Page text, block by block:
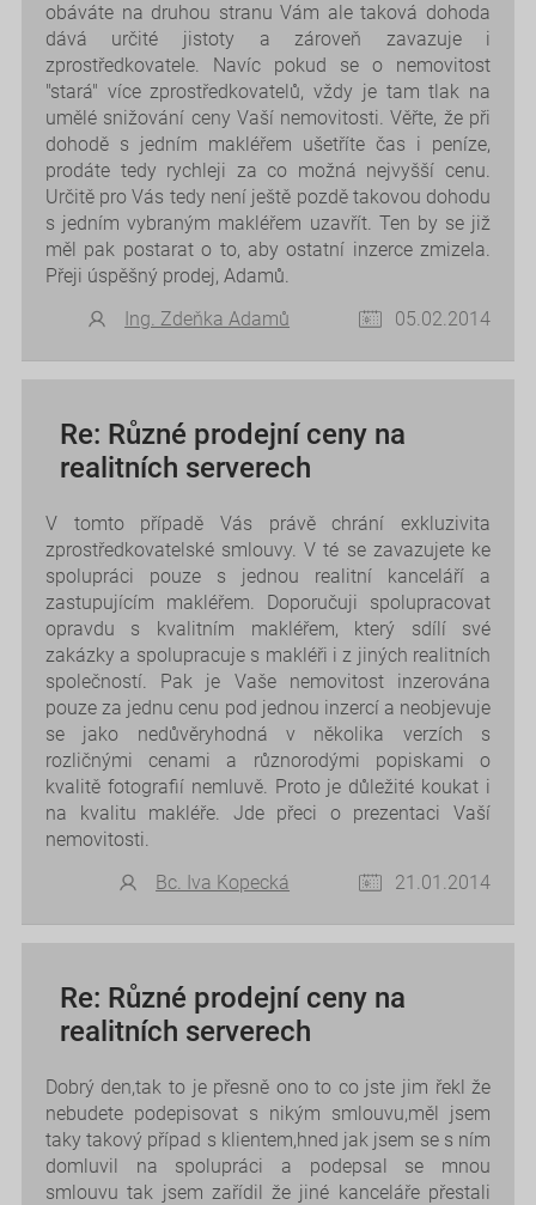
obáváte na druhou stranu Vám ale taková dohoda
dává určité jistoty a zároveň zavazuje i
zprostředkovatele. Navíc pokud se o nemovitost
"stará" více zprostředkovatelů, vždy je tam tlak na
umělé snižování ceny Vaší nemovitosti. Věřte, že při
dohodě s jedním makléřem ušetříte čas i peníze,
prodáte tedy rychleji za co možná nejvyšší cenu.
Určitě pro Vás tedy není ještě pozdě takovou dohodu
s jedním vybraným makléřem uzavřít. Ten by se již
měl pak postarat o to, aby ostatní inzerce zmizela.
Přeji úspěšný prodej, Adamů.
Ing. Zdeňka Adamů
05.02.2014
Re: Různé prodejní ceny na
realitních serverech
V tomto případě Vás právě chrání exkluzivita
zprostředkovatelské smlouvy. V té se zavazujete ke
spolupráci pouze s jednou realitní kanceláří a
zastupujícím makléřem. Doporučuji spolupracovat
opravdu s kvalitním makléřem, který sdílí své
zakázky a spolupracuje s makléři i z jiných realitních
společností. Pak je Vaše nemovitost inzerována
pouze za jednu cenu pod jednou inzercí a neobjevuje
se jako nedůvěryhodná v několika verzích s
rozličnými cenami a různorodými popiskami o
kvalitě fotografií nemluvě. Proto je důležité koukat i
na kvalitu makléře. Jde přeci o prezentaci Vaší
nemovitosti.
Bc. Iva Kopecká
21.01.2014
Re: Různé prodejní ceny na
realitních serverech
Dobrý den,tak to je přesně ono to co jste jim řekl že
nebudete podepisovat s nikým smlouvu,měl jsem
taky takový případ s klientem,hned jak jsem se s ním
domluvil na spolupráci a podepsal se mnou
smlouvu tak jsem zařídil že jiné kanceláře přestali